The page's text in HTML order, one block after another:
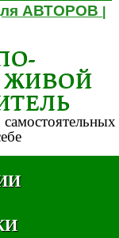
АВТОРОВ
ЖИВОЙ